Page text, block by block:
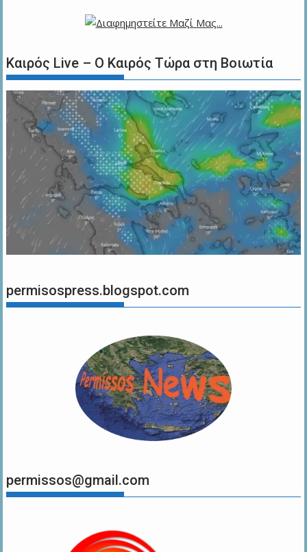
Καιρός Live – Ο Καιρός Τώρα στη Βοιωτία
permisospress.blogspot.com
permissos@gmail.com